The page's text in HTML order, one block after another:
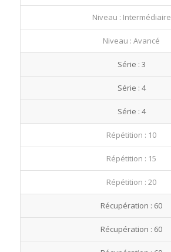
Niveau : Intermédiaire
Niveau : Avancé
Série : 3
Série : 4
Série : 4
Répétition : 10
Répétition : 15
Répétition : 20
Récupération : 60
Récupération : 60